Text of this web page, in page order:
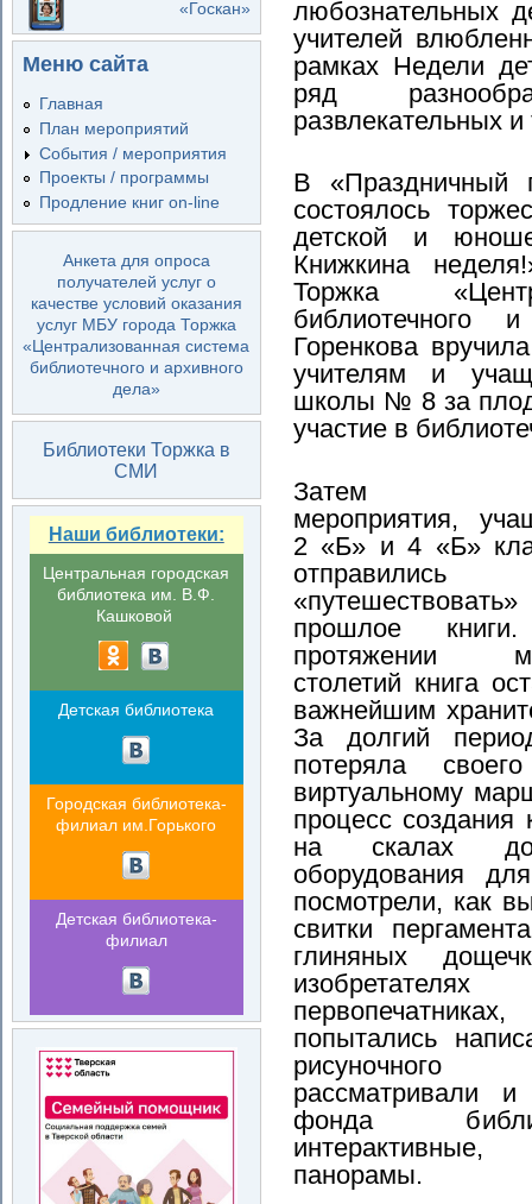
«Госкан»
Меню сайта
Главная
План мероприятий
События / мероприятия
Проекты / программы
Продление книг on-line
Анкета для опроса
получателей услуг о
качестве условий оказания
услуг МБУ города Торжка
«Централизованная система
библиотечного и архивного
дела»
Библиотеки Торжка в
СМИ
Наши библиотеки:
Центральная городская
библиотека им. В.Ф.
Кашковой
Детская библиотека
Городская библиотека-
филиал им.Горького
Детская библиотека-
филиал
любознательных
учителей
рамках Недели
ряд
развлекательных
В «Праздничный
состоялось
детской и
Книжкина
Торжка
библиотечного
Горенкова
учителям и
школы № 8 за
участие в
Затем
мероприятия,
2 «Б» и 4 «Б»
отправились
прошлое
протяжении
столетий книга
важнейшим
За долгий
потеряла
виртуальному
процесс создания
на скалах до
оборудования
посмотрели, как
свитки
глиняных
попытались
рассматривали
фонда б
панорамы.